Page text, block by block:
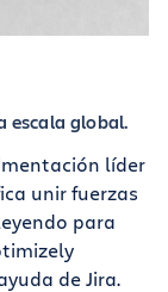
escala global.
líder
unir fuerzas
para
de Jira.